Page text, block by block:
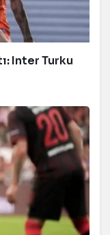
Inter Turku